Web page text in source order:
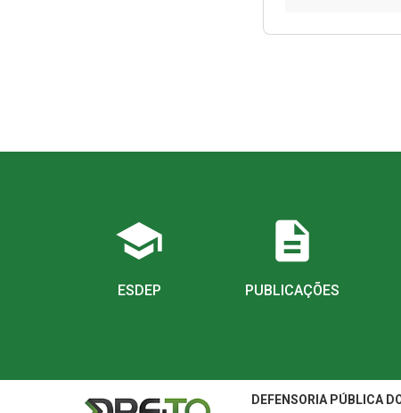
school
ESDEP
description
PUBLICAÇÕES
DEFENSORIA PÚBLICA